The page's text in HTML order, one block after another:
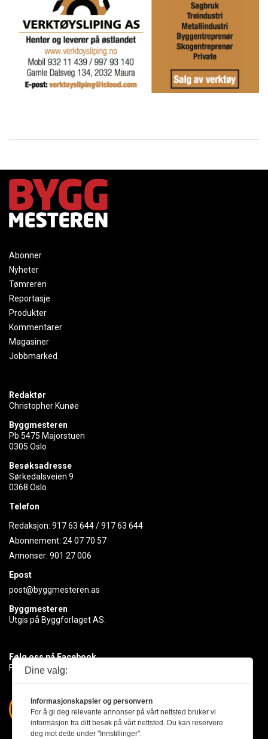
Abonner
Nyheter
Tømreren
Reportasje
Produkter
Kommentarer
Magasiner
Jobbmarked
Redaktør
Christopher Kunøe
Byggmesteren
Pb 5475 Majorstuen
0305 Oslo
Besøksadresse
Sørkedalsveien 9
0368 Oslo
Telefon
Redaksjon: 917 63 644/917 63 644
Abonnement: 24 07 70 57
Annonser: 901 27 006
Epost
post@byggmesteren.as
Byggmesteren
Utgis på Byggforlaget AS.
Følg oss på Facebook
Få med deg det siste innen byggebransjen
Dine valg:
Informasjonskapsler og personvern
For å gi deg relevante annonser på vårt nettsted bruker vi
informasjon fra ditt besøk på vårt nettsted. Du kan reservere
deg mot dette under "Innstillinger".